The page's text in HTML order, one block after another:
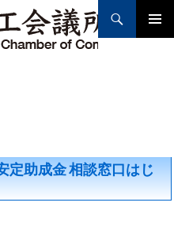
定助成金 相談窓口はじ